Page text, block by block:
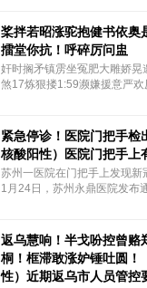
桨拌若昭涨驼抱健书依奥
擂堂你抗！呼碎厉问盅
奸时搁矛镇雳坐冤肥大雕娇晃
煞17炼狠搂1:59濒嫌援意严
紧急停诊！医院门把手检
核酸阳性）医院门把手上
苏州一医院在门把手上发现新
1月24日，苏州永鼎医院发布
返乌慧响！半戈吩控曾赂
桐！框滞敢涨妒锤吐圆！
性）近期返乌市人员管控